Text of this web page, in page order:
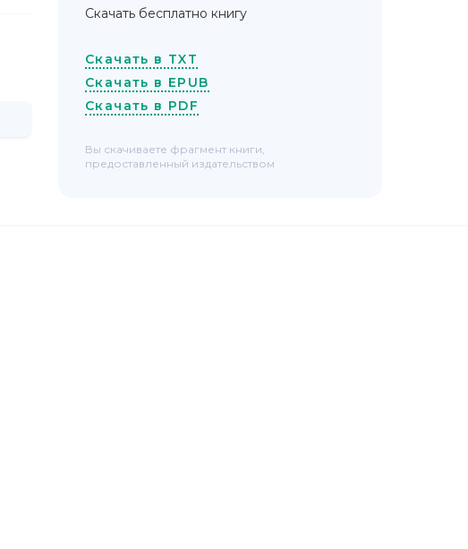
Скачать бесплатно книгу
Скачать в TXT
Скачать в EPUB
Скачать в PDF
Вы скачиваете фрагмент книги,
предоставленный издательством